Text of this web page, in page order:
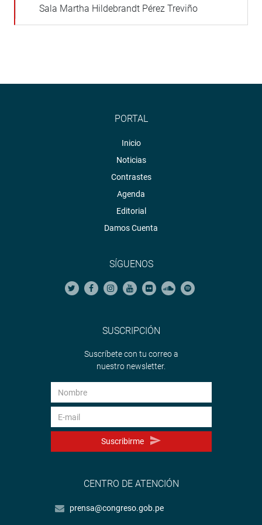
Sala Martha Hildebrandt Pérez Treviño
PORTAL
Inicio
Noticias
Contrastes
Agenda
Editorial
Damos Cuenta
SÍGUENOS
SUSCRIPCIÓN
Suscríbete con tu correo a
nuestro newsletter.
Suscribirme
CENTRO DE ATENCIÓN
prensa@congreso.gob.pe